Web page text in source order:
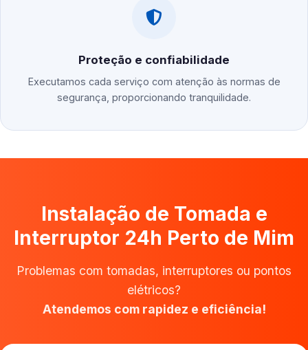
Proteção e confiabilidade
Executamos cada serviço com atenção às normas de
segurança, proporcionando tranquilidade.
Instalação de Tomada e
Interruptor 24h Perto de Mim
Problemas com tomadas, interruptores ou pontos
elétricos?
Atendemos com rapidez e eficiência!